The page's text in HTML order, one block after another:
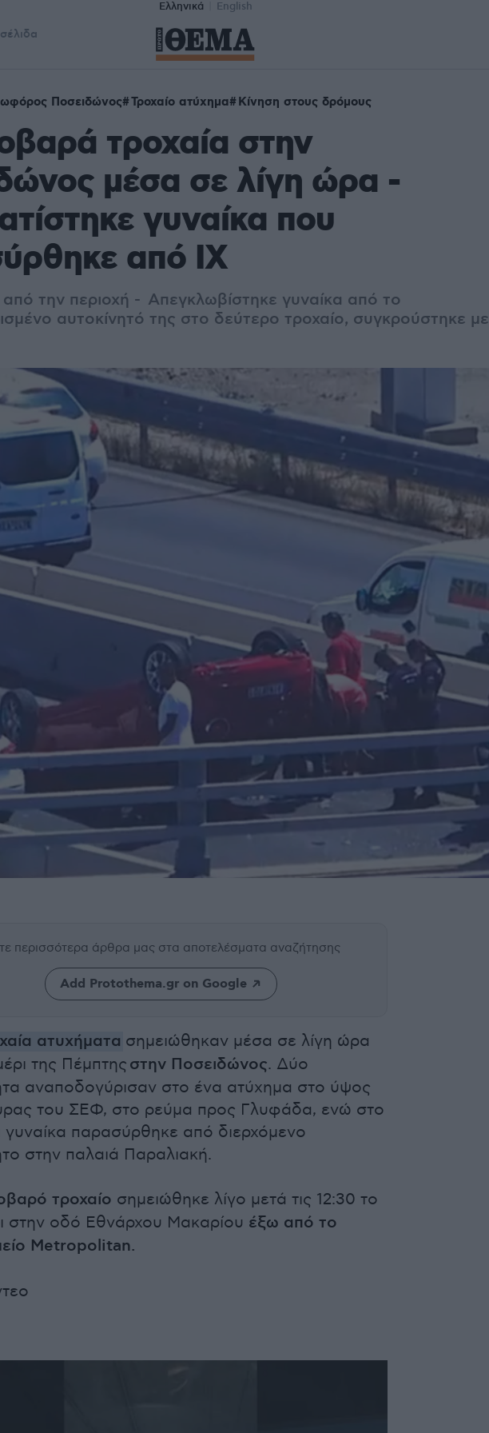
Ελληνικά English
Ποσειδώνος Τροχαίο ατύχημα Κίνηση στους δρόμους
τροχαία στην
μέσα σε λίγη ώρα -
γυναίκα που
από ΙΧ
από την περιοχή - Απεγκλωβίστηκε γυναίκα από το
αυτοκίνητό της στο δεύτερο τροχαίο, συγκρούστηκε με
περισσότερα άρθρα μας στα αποτελέσματα αναζήτησης
Add Protothema.gr on Google
ατυχήματα σημειώθηκαν μέσα σε λίγη ώρα
της Πέμπτης στην Ποσειδώνος. Δύο
αναποδογύρισαν στο ένα ατύχημα στο ύψος
του ΣΕΦ, στο ρεύμα προς Γλυφάδα, ενώ στο
γυναίκα παρασύρθηκε από διερχόμενο
στην παλαιά Παραλιακή.
τροχαίο σημειώθηκε λίγο μετά τις 12:30 το
στην οδό Εθνάρχου Μακαρίου έξω από το
Metropolitan.